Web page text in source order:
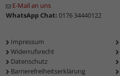
E-Mail an uns
WhatsApp Chat: 0176 34440122
Impressum
Widerrufsrecht
Datenschutz
Barrierefreiheitserklärung